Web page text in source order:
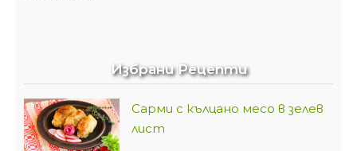
Избрани Рецепти
Сарми с кълцано месо в зелев
лист